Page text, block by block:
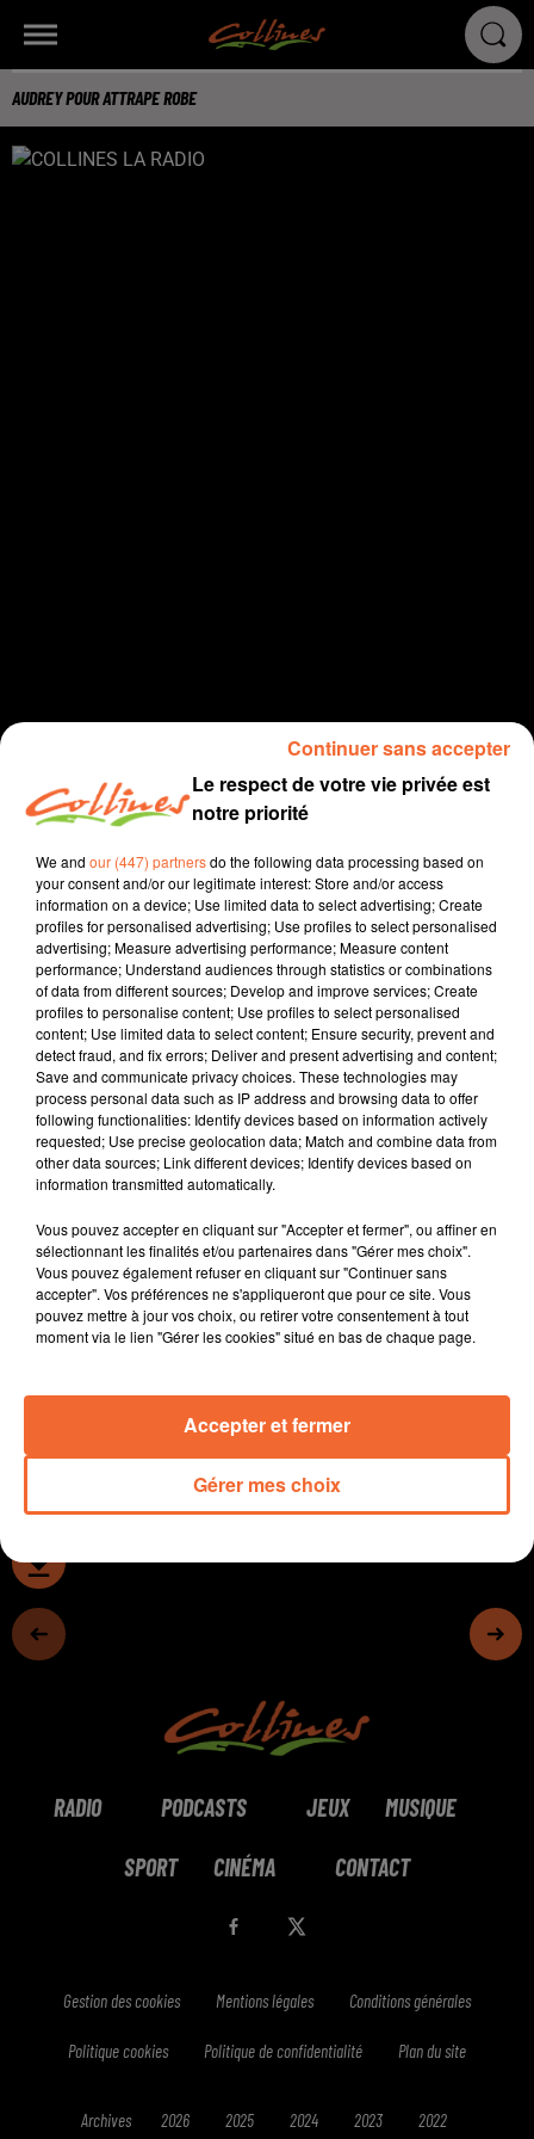
AUDREY POUR ATTRAPE ROBE
Click and collect
click and Collines
podcast
26 novembre 2020 - 2 min 39 sec
AUDREY POUR ATTRAPE ROBE
Collines la Radio
Click and collect, click and Collines
Audrey tient son atelier de couture Attrape Robe à
Cerizay.
2 min 39 sec
RADIO PODCASTS JEUX MUSIQUE
SPORT CINÉMA CONTACT
Gestion des cookies Mentions légales Conditions générales
Politique cookies Politique de confidentialité Plan du site
Archives 2026 2025 2024 2023 2022
Le respect de votre vie privée est
notre priorité
We and our (447) partnersdo the following data processing based on
your consent and/or our legitimate interest: Store and/or access
information on a device; Use limited data to select advertising; Create
profiles for personalised advertising; Use profiles to select personalised
advertising; Measure advertising performance; Measure content
performance; Understand audiences through statistics or combinations
of data from different sources; Develop and improve services; Create
profiles to personalise content; Use profiles to select personalised
content; Use limited data to select content; Ensure security, prevent and
detect fraud, and fix errors; Deliver and present advertising and content;
Save and communicate privacy choices. These technologies may
process personal data such as IP address and browsing data to offer
following functionalities: Identify devices based on information actively
requested; Use precise geolocation data; Match and combine data from
other data sources; Link different devices; Identify devices based on
information transmitted automatically.
Vous pouvez accepter en cliquant sur "Accepter et fermer", ou affiner en
sélectionnant les finalités et/ou partenaires dans "Gérer mes choix".
Vous pouvez également refuser en cliquant sur "Continuer sans
accepter". Vos préférences ne s'appliqueront que pour ce site. Vous
pouvez mettre à jour vos choix, ou retirer votre consentement à tout
moment via le lien "Gérer les cookies" situé en bas de chaque page.
Gérer mes choix
Accepter et fermer
Continuer sans accepter